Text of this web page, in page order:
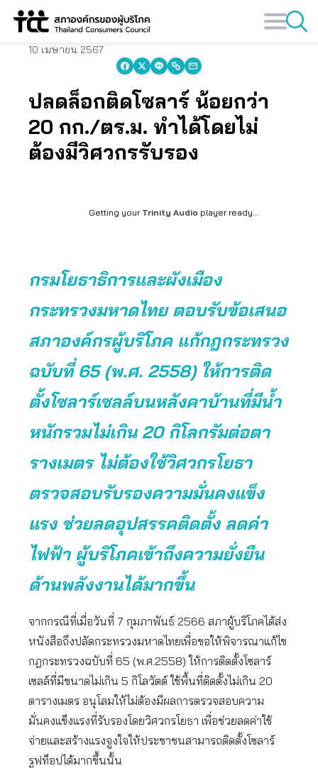
Skip
10 เมษายน 2567
ปลดล็อกติดโซลาร์ น้อยกว่า
20 กก./ตร.ม. ทำได้โดยไม่
ต้องมีวิศวกรรับรอง
Getting your Trinity Audio player ready...
กรมโยธาธิการและผังเมือง
กระทรวงมหาดไทย ตอบรับข้อเสนอ
สภาองค์กรผู้บริโภค แก้กฎกระทรวง
ฉบับที่ 65 (พ.ศ. 2558) ให้การติด
ตั้งโซลาร์เซลล์บนหลังคาบ้านที่มีน้ำ
หนักรวมไม่เกิน 20 กิโลกรัมต่อตา
รางเมตร ไม่ต้องใช้วิศวกรโยธา
ตรวจสอบรับรองความมั่นคงแข็ง
แรง ช่วยลดอุปสรรคติดตั้ง ลดค่า
ไฟฟ้า ผู้บริโภคเข้าถึงความยั่งยืน
ด้านพลังงานได้มากขึ้น
จากกรณีที่เมื่อวันที่ 7 กุมภาพันธ์ 2566 สภาผู้บริโภคได้ส่ง
หนังสือถึงปลัดกระทรวงมหาดไทยเพื่อขอให้พิจารณาแก้ไข
กฎกระทรวงฉบับที่ 65 (พ.ศ.2558) ให้การติดตั้งโซลาร์
เซลล์ที่มีขนาดไม่เกิน 5 กิโลวัตต์ ใช้พื้นที่ติดตั้งไม่เกิน 20
ตารางเมตร อนุโลมให้ไม่ต้องมีผลการตรวจสอบความ
มั่นคงแข็งแรงที่รับรองโดยวิศวกรโยธา เพื่อช่วยลดค่าใช้
จ่ายและสร้างแรงจูงใจให้ประชาชนสามารถติดตั้งโซลาร์
รูฟท็อปได้มากขึ้นนั้น